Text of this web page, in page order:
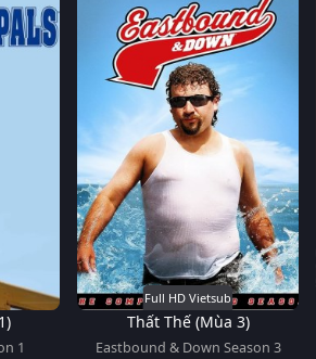
1
Full HD Vietsub
Thất Thế (Mùa 3)
Eastbound & Down Season 3